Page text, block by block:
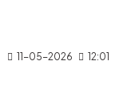
11-05-2026 12:01